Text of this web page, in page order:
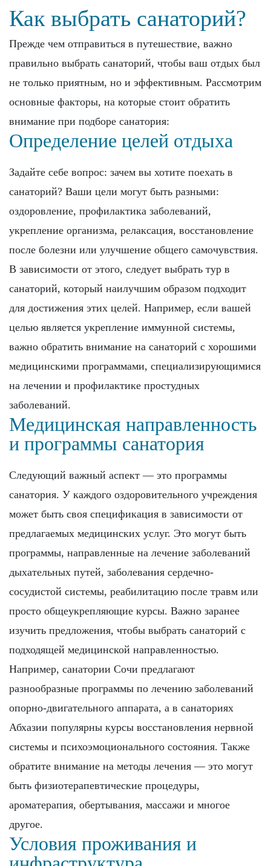
Как выбрать санаторий?
Прежде чем отправиться в путешествие, важно
правильно выбрать санаторий, чтобы ваш отдых был
не только приятным, но и эффективным. Рассмотрим
основные факторы, на которые стоит обратить
внимание при подборе санатория:
Определение целей отдыха
Задайте себе вопрос: зачем вы хотите поехать в
санаторий? Ваши цели могут быть разными:
оздоровление, профилактика заболеваний,
укрепление организма, релаксация, восстановление
после болезни или улучшение общего самочувствия.
В зависимости от этого, следует выбрать тур в
санаторий, который наилучшим образом подходит
для достижения этих целей. Например, если вашей
целью является укрепление иммунной системы,
важно обратить внимание на санаторий с хорошими
медицинскими программами, специализирующимися
на лечении и профилактике простудных
заболеваний.
Медицинская направленность
и программы санатория
Следующий важный аспект — это программы
санатория. У каждого оздоровительного учреждения
может быть своя спецификация в зависимости от
предлагаемых медицинских услуг. Это могут быть
программы, направленные на лечение заболеваний
дыхательных путей, заболевания сердечно-
сосудистой системы, реабилитацию после травм или
просто общеукрепляющие курсы. Важно заранее
изучить предложения, чтобы выбрать санаторий с
подходящей медицинской направленностью.
Например, санатории Сочи предлагают
разнообразные программы по лечению заболеваний
опорно-двигательного аппарата, а в санаториях
Абхазии популярны курсы восстановления нервной
системы и психоэмоционального состояния. Также
обратите внимание на методы лечения — это могут
быть физиотерапевтические процедуры,
ароматерапия, обертывания, массажи и многое
другое.
Условия проживания и